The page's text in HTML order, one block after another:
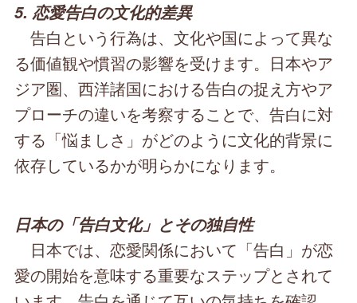
5. 恋愛告白の文化的差異
告白という行為は、文化や国によって異な
る価値観や慣習の影響を受けます。日本やア
ジア圏、西洋諸国における告白の捉え方やア
プローチの違いを考察することで、告白に対
する「悩ましさ」がどのように文化的背景に
依存しているかが明らかになります。
日本の「告白文化」とその独自性
日本では、恋愛関係において「告白」が恋
愛の開始を意味する重要なステップとされて